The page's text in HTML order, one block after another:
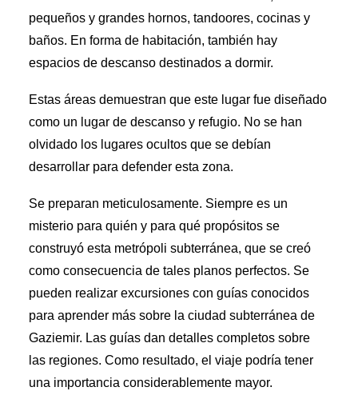
pequeños y grandes hornos, tandoores, cocinas y
baños. En forma de habitación, también hay
espacios de descanso destinados a dormir.
Estas áreas demuestran que este lugar fue diseñado
como un lugar de descanso y refugio. No se han
olvidado los lugares ocultos que se debían
desarrollar para defender esta zona.
Se preparan meticulosamente. Siempre es un
misterio para quién y para qué propósitos se
construyó esta metrópoli subterránea, que se creó
como consecuencia de tales planos perfectos. Se
pueden realizar excursiones con guías conocidos
para aprender más sobre la ciudad subterránea de
Gaziemir. Las guías dan detalles completos sobre
las regiones. Como resultado, el viaje podría tener
una importancia considerablemente mayor.